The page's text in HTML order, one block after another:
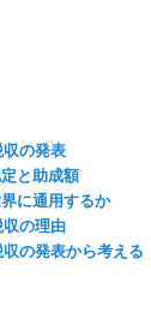
の発表
と助成額
に通用するか
の理由
の発表から考える